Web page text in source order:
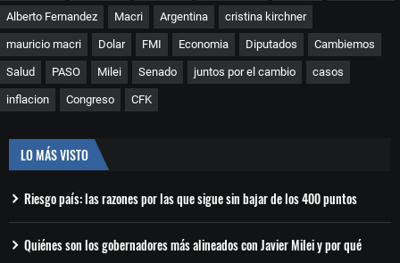
Alberto Fernandez Macri Argentina cristina kirchner
mauricio macri Dolar FMI Economia Diputados Cambiemos
Salud PASO Milei Senado juntos por el cambio casos
inflacion Congreso CFK
LO MÁS VISTO
Riesgo país: las razones por las que sigue sin bajar de los 400 puntos
Quiénes son los gobernadores más alineados con Javier Milei y por qué